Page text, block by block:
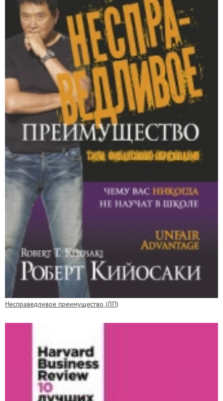
Несправедливое преимущество (ЛП)